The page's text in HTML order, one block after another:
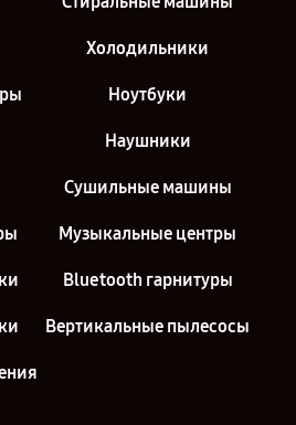
Холодильники
Ноутбуки
Наушники
Сушильные машины
Музыкальные центры
Bluetooth гарнитуры
Вертикальные пылесосы